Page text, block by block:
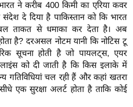
ने करीब 400 किमी का एरिया कवर
दे दिया है पाकिस्तान को कि भारत
ताकत से धमाका कर देता है। अब
है? दरअसल नोटम यानी कि नोटिस टू
सूचना होती है जो पायलट्स, एयर
को दी जाती है कि किस इलाके में
गतिविधियां चल रही हैं और कहां खतरा
एक सुरक्षा अलर्ट होता है ताकि कोई